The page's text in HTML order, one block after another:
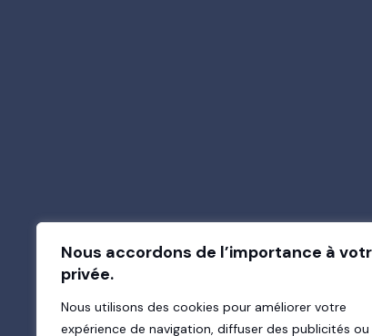
Nous accordons de l’importance à
privée.
Nous utilisons des cookies pour améliorer votre
expérience de navigation, diffuser des publicités ou